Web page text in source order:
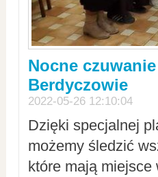
Nocne
Berdyczowie
2022-05-26 12:10:04
Dzięki specjalnej
możemy śledzić
które mają